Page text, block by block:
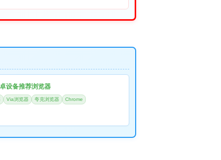
设备推荐浏览器
Via浏览器 夸克浏览器 Chrome